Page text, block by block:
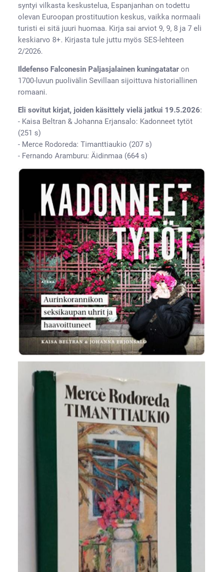
syntyi vilkasta keskustelua, Espanjanhan on todettu
olevan Euroopan prostituution keskus, vaikka normaali
turisti ei sitä juuri huomaa. Kirja sai arviot 9, 9, 8 ja 7 eli
keskiarvo 8+. Kirjasta tule juttu myös SES-lehteen
2/2026.
Ildefenso Falconesin Paljasjalainen kuningatataron
1700-luvun puolivälin Sevillaan sijoittuva historiallinen
romaani.
Eli sovitut kirjat, joiden käsittely vielä jatkui 19.5.2026:
- Kaisa Beltran & Johanna Erjansalo: Kadonneet tytöt
(251 s)
- Merce Rodoreda: Timanttiaukio (207 s)
- Fernando Aramburu: Äidinmaa (664 s)